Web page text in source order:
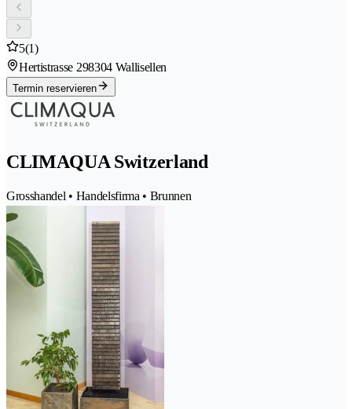
5(1)
Hertistrasse 298304 Wallisellen
Termin reservieren
CLIMAQUA Switzerland
Grosshandel • Handelsfirma • Brunnen